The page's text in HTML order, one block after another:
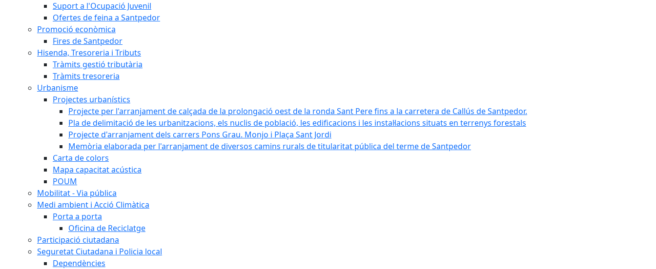
Suport a l'Ocupació Juvenil
Ofertes de feina a Santpedor
Promoció econòmica
Fires de Santpedor
Hisenda, Tresoreria i Tributs
Tràmits gestió tributària
Tràmits tresoreria
Urbanisme
Projectes urbanístics
Projecte per l'arranjament de calçada de la prolongació oest de la ronda Sant Pere fins a la carretera de Callús de Santpedor.
Pla de delimitació de les urbanitzacions, els nuclis de població, les edificacions i les instal·lacions situats en terrenys forestals
Projecte d'arranjament dels carrers Pons Grau. Monjo i Plaça Sant Jordi
Memòria elaborada per l'arranjament de diversos camins rurals de titularitat pública del terme de Santpedor
Carta de colors
Mapa capacitat acústica
POUM
Mobilitat - Via pública
Medi ambient i Acció Climàtica
Porta a porta
Oficina de Reciclatge
Participació ciutadana
Seguretat Ciutadana i Policia local
Dependències